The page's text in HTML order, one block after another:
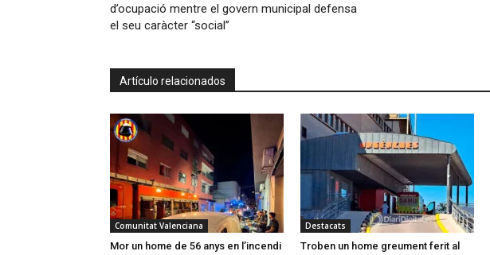
d’ocupació mentre el govern municipal defensa
el seu caràcter “social”
Artículo relacionados
Comunitat Valenciana
Mor un home de 56 anys en l’incendi
Destacats
Troben un home greument ferit al